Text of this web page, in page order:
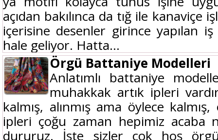
açıdan bakılınca da tığ ile kanaviçe
içerisine desenler girince yapılan
hale geliyor. Hatta...
Örgü Battaniye Modelleri
Anlatımlı battaniye
muhakkak artık ipleri
kalmış, alınmış ama öylece
ipleri çoğu zaman hepimiz acaba
dururuz. İşte sizler çok hoş